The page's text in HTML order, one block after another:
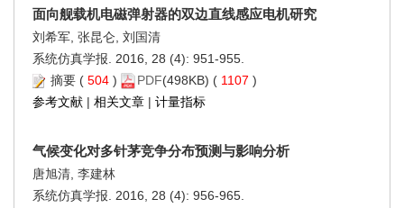
面向舰载机电磁弹射器的双边直线感应电机研究
刘希军, 张昆仑, 刘国清
系统仿真学报. 2016, 28 (4): 951-955.
摘要 ( 504 ) PDF(498KB) ( 1107 )
参考文献 | 相关文章 | 计量指标
气候变化对多针茅竞争分布预测与影响分析
唐旭清, 李建林
系统仿真学报. 2016, 28 (4): 956-965.